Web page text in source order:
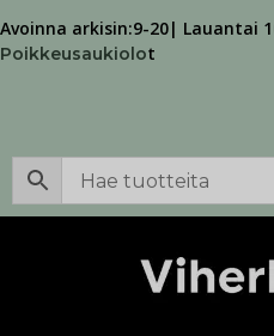
Avoinna arkisin:9-20| Lauantai
Poikkeusaukiolot